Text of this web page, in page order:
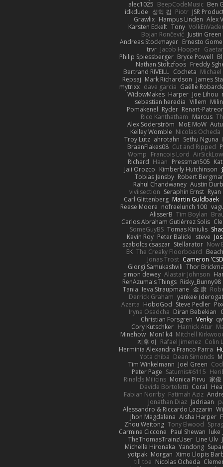
alec1025 BeepCodeMusic Ben
idkdude 성익 김 Piotr JSR
Grawlix Hampus Linden Alex
Karsten Eckelt Tony
Bojan Rončević Justin Green
Andreas Stockmayer Ernesto
trvr Jacob Hooper
Philip Spiessberger Bryce Powell
Nathan Stoltzfoos Freddy
Bertrand RIVEILL Cocheta
Repsaj Mark Richardson James
mytrixx dave garcia Gaëlle
WidowMakes Harper Joe Lihou
sebastian heredia Villem
Pomakenel Ryder Renart-
Rico Kanthatham Marcus
Alex Söderström MoE MoW
Kelley Womble Nicolas Ocheda
Troy Lutz ahrotahn Sethu Nguna
BraanFlakes08 Cut and Ripped
Womp Francois Lord
Richard Haan Pressman505
Jaii Orozco Kimberly Hutchinson
Tobias Jensby Robert
Rahul Chandwaney Austin
viviisection Seraphin Ernst
Carl Glittenberg Martin Guldbaek
Reese Moore nofreelunch 100
AlisserB Tim Boylan
Carlos Abraham Gutiérrez Solis
SomeGuyBS Tomas Kiniulis
Kevin Roy Peter Balicki steve
szabolcs csaszar Stellarator Now
EK The Creaky Floorboard
Jonas Trost Cameron
Giorgi Samukashvili Thor
simon dewey Alastair Johnson
RenAzuma's Things Risky_Bunny98
Tania Ieva Straupmane 金 康
Derrick Graham yankee
Azerta HoboGod Steve Pedler
Iryna Osadcha Diran Bebekian
Christian Forsgren Venky
Cory Kutschker Harnick Atur
Minehow Mon1k4 Mitchell
지후 이 Rafael Jimenez Colin
Herminia Alexandra Franco Parra
Yota chiba Dean Simonds
Tim Winkelmann Joel Green
Peter Page Saturnis#6115
Rinalds Miļicins Monica Pirvu 家俊
Davide Bortoletti Coral
Fabian Norrby Fatimah Aziz
Jonathan Diaz Jadriaan
Alessandro & Riccardo Lazzarin
Jhon Magdalena Aisha Harper
Zhou Weitong Tony Elwood
Carmine Ciccone Paul Shewan luke
TheThomasTrainzUser Line Ulv
Michelle Hironaka Yandong
yotpak Morgan Ximo Llopis
till toe Nicolas Ocheda